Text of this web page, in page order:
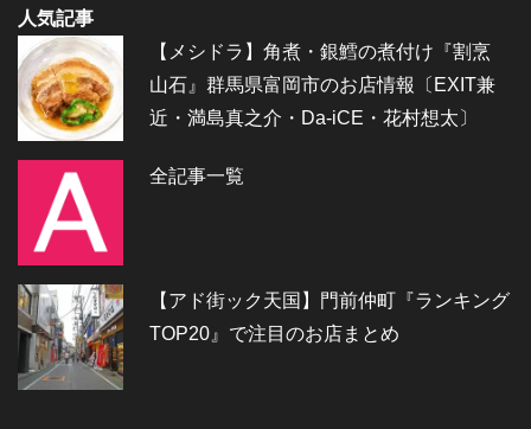
人気記事
【メシドラ】角煮・銀鱈の煮付け『割烹
山石』群馬県富岡市のお店情報〔EXIT兼
近・満島真之介・Da-iCE・花村想太〕
全記事一覧
【アド街ック天国】門前仲町『ランキング
TOP20』で注目のお店まとめ